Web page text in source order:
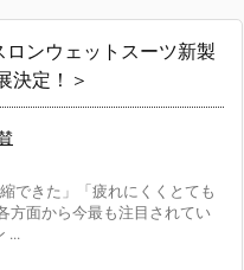
ロンウェットスーツ新製
決定！＞
できた」「疲れにくくとても
方面から今最も注目されてい
...